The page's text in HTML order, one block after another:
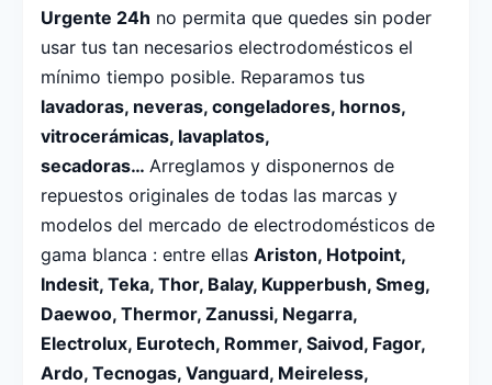
Urgente 24h no permita que quedes sin poder
usar tus tan necesarios electrodomésticos el
mínimo tiempo posible. Reparamos tus
lavadoras, neveras, congeladores, hornos,
vitrocerámicas, lavaplatos,
secadoras… Arreglamos y disponernos de
repuestos originales de todas las marcas y
modelos del mercado de electrodomésticos de
gama blanca : entre ellas Ariston, Hotpoint,
Indesit, Teka, Thor, Balay, Kupperbush, Smeg,
Daewoo, Thermor, Zanussi, Negarra,
Electrolux, Eurotech, Rommer, Saivod, Fagor,
Ardo, Tecnogas, Vanguard, Meireless,